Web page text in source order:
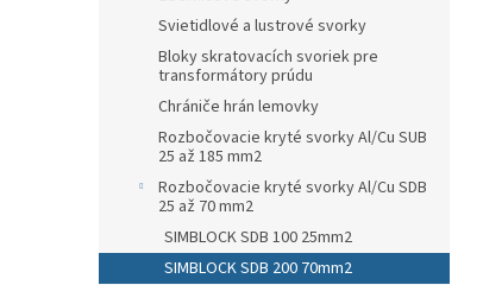
Svietidlové a lustrové svorky
Bloky skratovacích svoriek pre
transformátory prúdu
Chrániče hrán lemovky
Rozbočovacie kryté svorky Al/Cu SUB
25 až 185 mm2
Rozbočovacie kryté svorky Al/Cu SDB
25 až 70 mm2
SIMBLOCK SDB 100 25mm2
SIMBLOCK SDB 200 70mm2